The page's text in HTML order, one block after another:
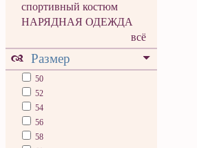
спортивный костюм
НАРЯДНАЯ ОДЕЖДА
всё
Размер
50
52
54
56
58